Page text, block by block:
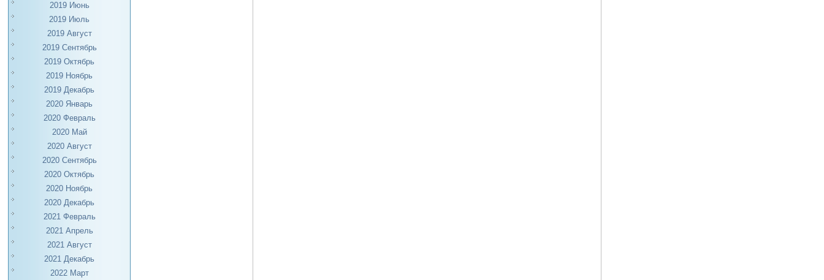
2019 Июнь
2019 Июль
2019 Август
2019 Сентябрь
2019 Октябрь
2019 Ноябрь
2019 Декабрь
2020 Январь
2020 Февраль
2020 Май
2020 Август
2020 Сентябрь
2020 Октябрь
2020 Ноябрь
2020 Декабрь
2021 Февраль
2021 Апрель
2021 Август
2021 Декабрь
2022 Март